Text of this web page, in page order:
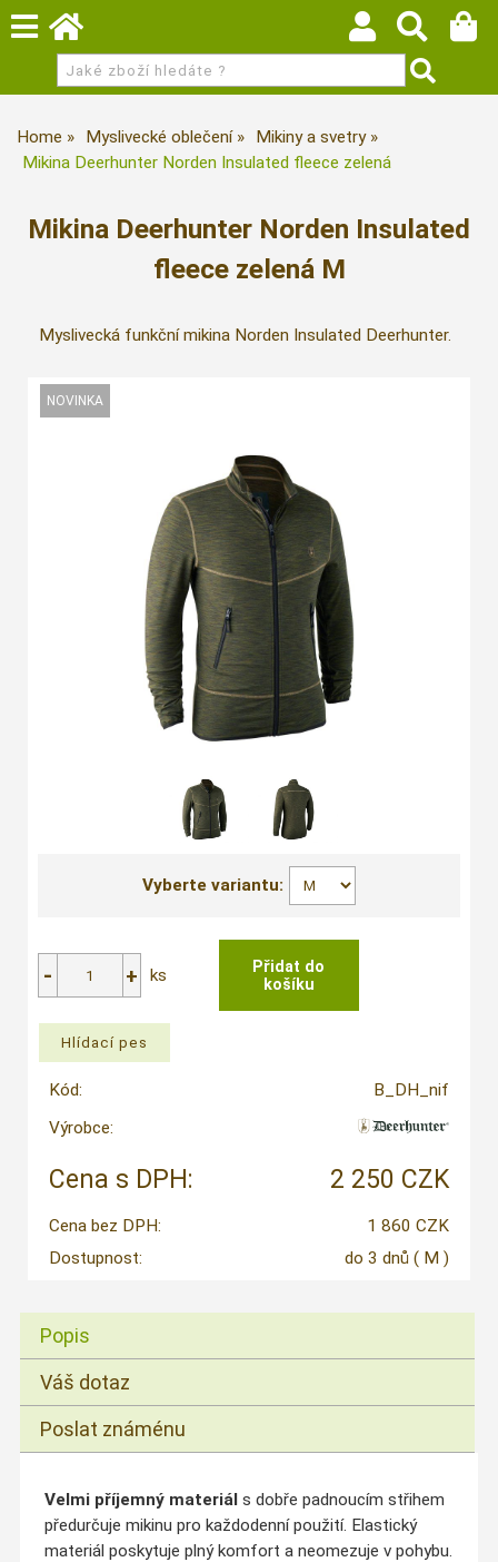
Home Myslivecké oblečení
Mikiny a svetry
Mikina Deerhunter Norden Insulated fleece zelená
Mikina Deerhunter Norden Insulated
fleece zelená M
Myslivecká funkční mikina Norden Insulated Deerhunter.
Vyberte variantu:
ks
Kód:
B_DH_nif
Výrobce:
Cena s DPH: 2 250 CZK
Cena bez DPH:
1 860 CZK
Dostupnost:
do 3 dnů ( M )
Popis
Váš dotaz
Poslat známénu
Velmi příjemný materiáls dobře padnoucím střihem
předurčuje mikinu pro každodenní použití. Elastický
materiál poskytuje plný komfort a neomezuje v pohybu.